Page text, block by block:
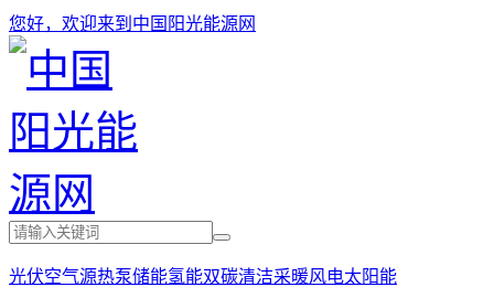
您好，欢迎来到中国阳光能源网
光伏空气源热泵储能氢能双碳清洁采暖风电太阳能